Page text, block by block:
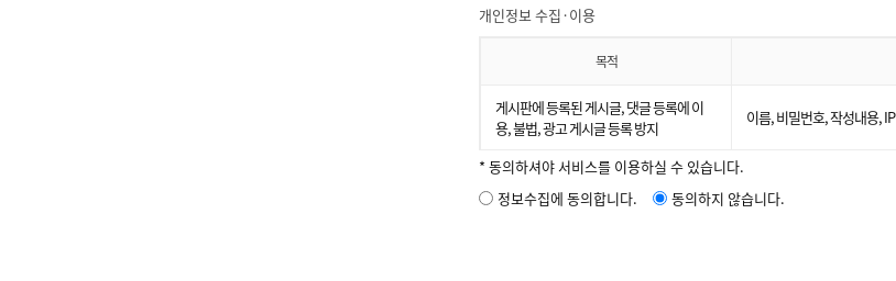
개인정보 수집·이용
목적
게시판에 등록된 게시글, 댓글 등록에 이
용, 불법, 광고 게시글 등록 방지
이름, 비밀번호, 작성내용, IP
* 동의하셔야 서비스를 이용하실 수 있습니다.
정보수집에 동의합니다.
동의하지 않습니다.